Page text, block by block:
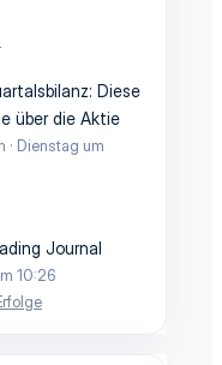
Diese
über die Aktie
Dienstag um
Journal
10:26